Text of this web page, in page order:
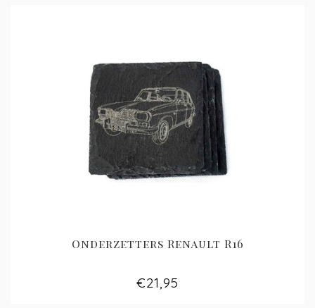
Onderzetters Renault R16
€21,95